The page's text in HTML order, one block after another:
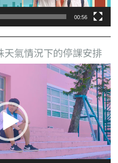
00:56
氣情況下的停課安排